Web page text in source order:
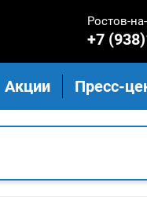
Ростов-
+7
Акции Пресс-